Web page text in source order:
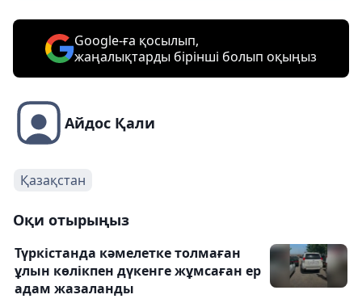
Google-ға қосылып,
жаңалықтарды бірінші болып оқыңыз
Айдос Қали
Қазақстан
Оқи отырыңыз
Түркістанда кәмелетке толмаған
ұлын көлікпен дүкенге жұмсаған ер
адам жазаланды